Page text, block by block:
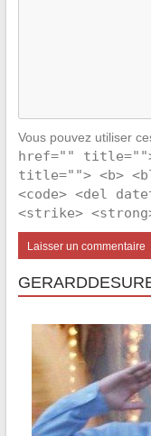
Vous pouvez utiliser
href=""
title=""> <b>
<code> <del
<strike>